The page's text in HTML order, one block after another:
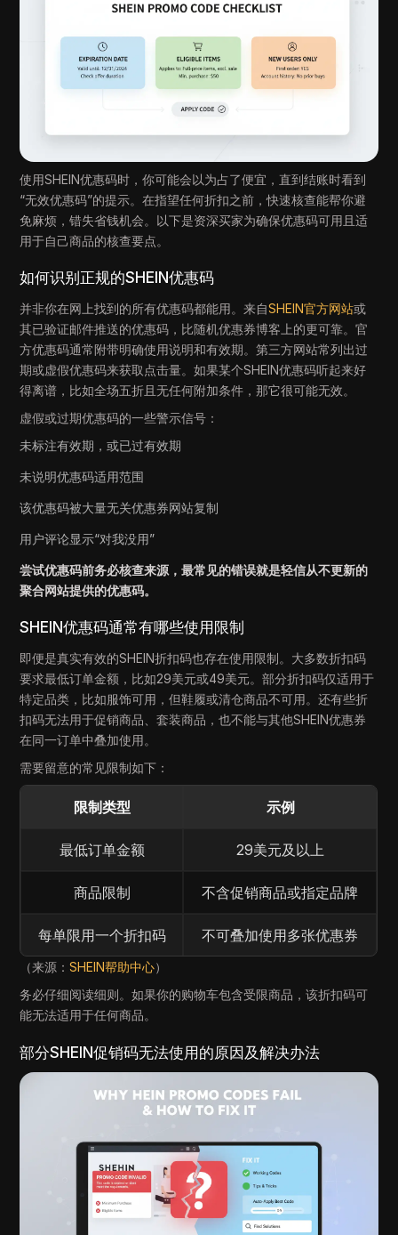
使用SHEIN优惠码时，你可能会以为占了便宜，直到结账时看到
“无效优惠码”的提示。在指望任何折扣之前，快速核查能帮你避
免麻烦，错失省钱机会。以下是资深买家为确保优惠码可用且适
用于自己商品的核查要点。
如何识别正规的SHEIN优惠码
并非你在网上找到的所有优惠码都能用。来自SHEIN官方网站或
其已验证邮件推送的优惠码，比随机优惠券博客上的更可靠。官
方优惠码通常附带明确使用说明和有效期。第三方网站常列出过
期或虚假优惠码来获取点击量。如果某个SHEIN优惠码听起来好
得离谱，比如全场五折且无任何附加条件，那它很可能无效。
虚假或过期优惠码的一些警示信号：
未标注有效期，或已过有效期
未说明优惠码适用范围
该优惠码被大量无关优惠券网站复制
用户评论显示“对我没用”
尝试优惠码前务必核查来源，最常见的错误就是轻信从不更新的
聚合网站提供的优惠码。
SHEIN优惠码通常有哪些使用限制
即便是真实有效的SHEIN折扣码也存在使用限制。大多数折扣码
要求最低订单金额，比如29美元或49美元。部分折扣码仅适用于
特定品类，比如服饰可用，但鞋履或清仓商品不可用。还有些折
扣码无法用于促销商品、套装商品，也不能与其他SHEIN优惠券
在同一订单中叠加使用。
需要留意的常见限制如下：
限制类型 示例
最低订单金额 29美元及以上
商品限制 不含促销商品或指定品牌
每单限用一个折扣码 不可叠加使用多张优惠券
（来源：SHEIN帮助中心）
务必仔细阅读细则。如果你的购物车包含受限商品，该折扣码可
能无法适用于任何商品。
部分SHEIN促销码无法使用的原因及解决办法